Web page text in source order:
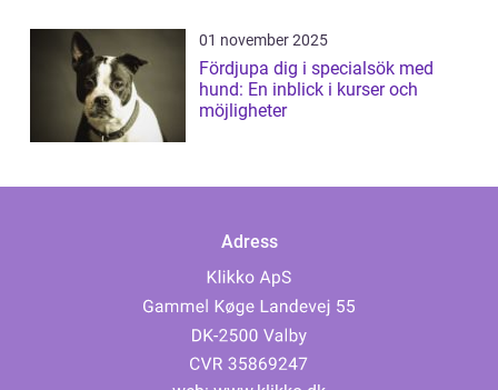
01 november 2025
Fördjupa dig i specialsök med
hund: En inblick i kurser och
möjligheter
Adress